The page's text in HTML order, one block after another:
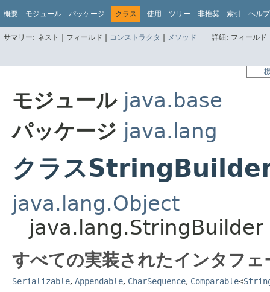
概要 モジュール パッケージ クラス 使用 ツリー 非推奨 索引 ヘルプ
サマリー: ネスト | フィールド | コンストラクタ | メソッド 詳細: フィール
モジュール java.base
パッケージ java.lang
クラス
java.lang.Object
java.lang.StringBuilder
すべての実装されたインタフ
Serializable, Appendable, CharSequence, Comparable<